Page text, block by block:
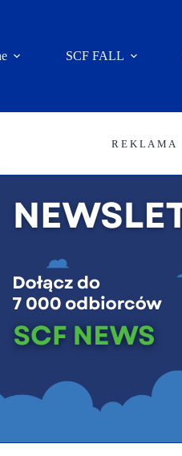
SCF FALL
R E K L A M A